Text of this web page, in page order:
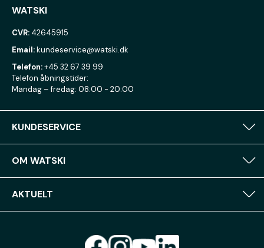
WATSKI
CVR: 42645915
Email:kundeservice@watski.dk
Telefon:+45 32 67 39 99
Telefon åbningstider:
Mandag – fredag: 08:00 - 20:00
KUNDESERVICE
OM WATSKI
AKTUELT